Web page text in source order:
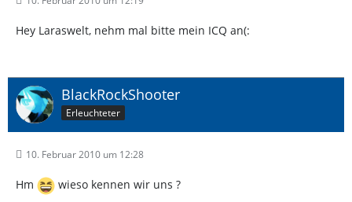
Hey Laraswelt, nehm mal bitte mein ICQ an(:
BlackRockShooter
Erleuchteter
10. Februar 2010 um 12:28
Hm
wieso kennen wir uns ?